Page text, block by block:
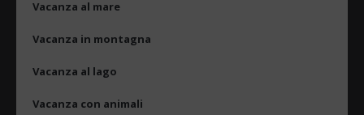
Vacanza al mare
Vacanza in montagna
Vacanza al lago
Vacanza con animali